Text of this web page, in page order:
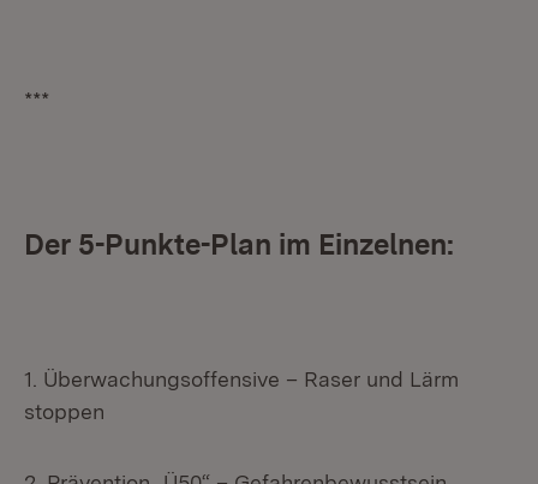
***
Der 5-Punkte-Plan im Einzelnen:
1. Überwachungsoffensive – Raser und Lärm
stoppen